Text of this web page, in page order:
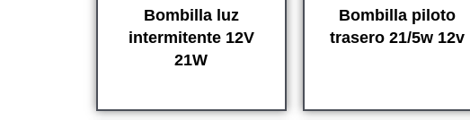
Bombilla luz
intermitente 12V
21W
Bombilla piloto
trasero 21/5w 12v